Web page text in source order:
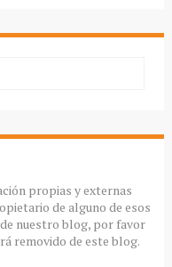
propias y externas
de alguno de esos
nuestro blog, por favor
removido de este blog.